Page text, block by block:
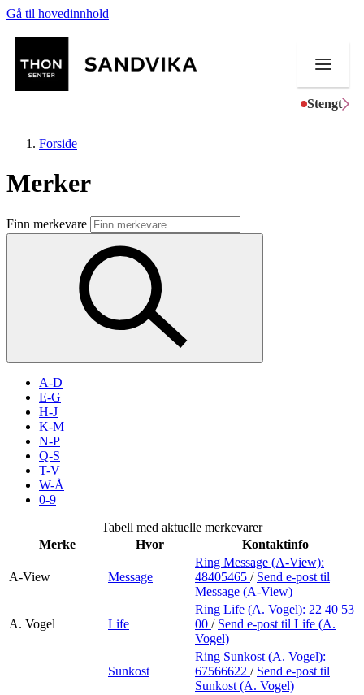
Gå til hovedinnhold
Stengt
Butikker
Mat og drikke
Aktiviteter
Merker
Inspirasjon
Søk
Åpningstider
Praktisk informasjon
Forside
Merker
Finn merkevare
A-D
E-G
H-J
K-M
N-P
Q-S
T-V
W-Å
0-9
Tabell med aktuelle merkevarer
Merke
Hvor Kontaktinfo
A-View Message
Ring Message (A-View):
48405465 / Send e-post til
Message (A-View)
A. Vogel Life
Ring Life (A. Vogel): 22 40 53
00 / Send e-post til Life (A.
Vogel)
Sunkost
Ring Sunkost (A. Vogel):
67566622 / Send e-post til
Sunkost (A. Vogel)